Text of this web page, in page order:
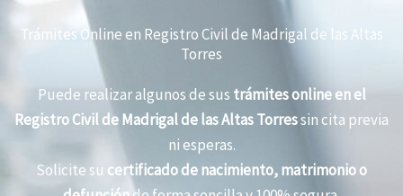
Trámites Online en Registro Civil de Madrigal de las Altas
Torres
Puede realizar algunos de sus trámites online en el
Registro Civil de Madrigal de las Altas Torressin cita previa
ni esperas.
Solicite su certificado de nacimiento, matrimonio o